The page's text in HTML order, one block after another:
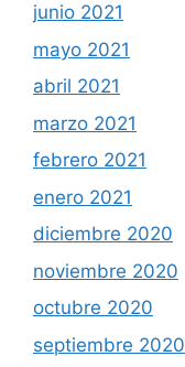
junio 2021
mayo 2021
abril 2021
marzo 2021
febrero 2021
enero 2021
diciembre 2020
noviembre 2020
octubre 2020
septiembre 2020